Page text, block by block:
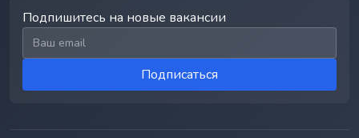
Подпишитесь на новые вакансии
Email для подписки
Подписаться